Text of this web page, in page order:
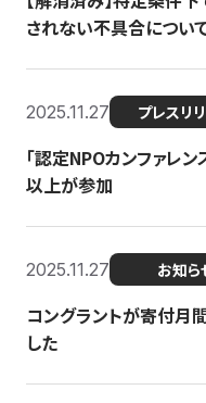
されない不具合につい
2025.11.27 プレスリ
「認定NPOカンファレ
以上が参加
2025.11.27 お知ら
コングラントが寄付月
した